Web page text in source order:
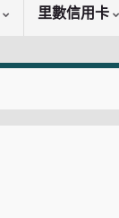
里數信用卡